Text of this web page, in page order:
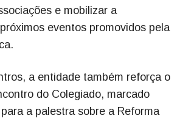
e mobilizar a
eventos promovidos pela
a entidade também reforça o
do Colegiado, marcado
a palestra sobre a Reforma